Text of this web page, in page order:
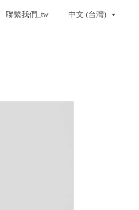
聯繫我們_tw 中文 (台灣)